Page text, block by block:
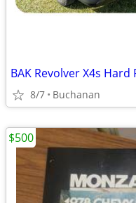
8/7 Buchanan
$500